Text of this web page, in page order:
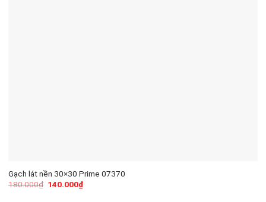
Gạch lát nền 30×30 Prime 07370
180.000₫ 140.000₫